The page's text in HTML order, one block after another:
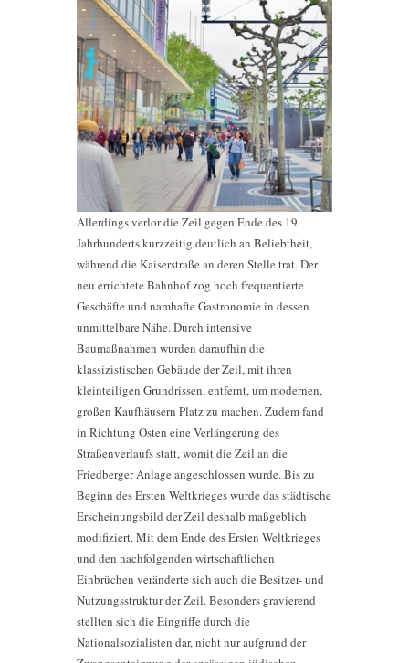
Allerdings verlor die Zeil gegen Ende des 19.
Jahrhunderts kurzzeitig deutlich an Beliebtheit,
während die Kaiserstraße an deren Stelle trat. Der
neu errichtete Bahnhof zog hoch frequentierte
Geschäfte und namhafte Gastronomie in dessen
unmittelbare Nähe. Durch intensive
Baumaßnahmen wurden daraufhin die
klassizistischen Gebäude der Zeil, mit ihren
kleinteiligen Grundrissen, entfernt, um modernen,
großen Kaufhäusern Platz zu machen. Zudem fand
in Richtung Osten eine Verlängerung des
Straßenverlaufs statt, womit die Zeil an die
Friedberger Anlage angeschlossen wurde. Bis zu
Beginn des Ersten Weltkrieges wurde das städtische
Erscheinungsbild der Zeil deshalb maßgeblich
modifiziert. Mit dem Ende des Ersten Weltkrieges
und den nachfolgenden wirtschaftlichen
Einbrüchen veränderte sich auch die Besitzer- und
Nutzungsstruktur der Zeil. Besonders gravierend
stellten sich die Eingriffe durch die
Nationalsozialisten dar, nicht nur aufgrund der